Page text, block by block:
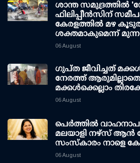
ശാന്ത സമുദ്രത്തില്‍
ഫിലിപ്പീന്‍സിന്
കേരളത്തില്‍ മഴ
ശക്തമാകുമെന്ന്
06 August
ഗുപ്ത ജീവിച്ചത്
നേരത്ത് ആരുമില്ലാതെ
മക്കള്‍ക്കെല്ലാം
06 August
പെർത്തിൽ
മലയാളി നഴ്സ് ആൻ
സംസ്കാരം നാളെ
06 August